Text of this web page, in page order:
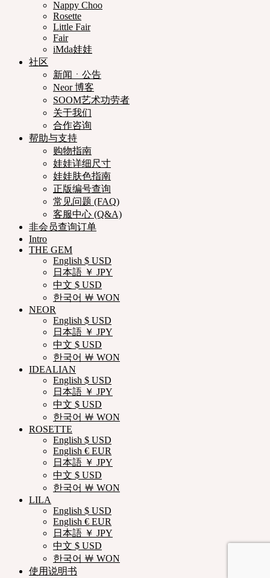
Nappy Choo
Rosette
Little Fair
Fair
iMda娃娃
社区
新闻ㆍ公告
Neor 博客
SOOM艺术功劳者
关于我们
合作咨询
帮助与支持
购物指南
娃娃详细尺寸
娃娃肤色指南
正版编号查询
常见问题 (FAQ)
客服中心 (Q&A)
非会员查询订单
Intro
THE GEM
English $ USD
日本語 ￥ JPY
中文 $ USD
한국어 ￦ WON
NEOR
English $ USD
日本語 ￥ JPY
中文 $ USD
한국어 ￦ WON
IDEALIAN
English $ USD
日本語 ￥ JPY
中文 $ USD
한국어 ￦ WON
ROSETTE
English $ USD
English € EUR
日本語 ￥ JPY
中文 $ USD
한국어 ￦ WON
LILA
English $ USD
English € EUR
日本語 ￥ JPY
中文 $ USD
한국어 ￦ WON
使用说明书